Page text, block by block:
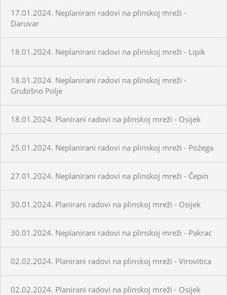
17.01.2024. Neplanirani radovi na plinskoj mreži -
Daruvar
18.01.2024. Neplanirani radovi na plinskoj mreži - Lipik
18.01.2024. Neplanirani radovi na plinskoj mreži -
Grubišno Polje
18.01.2024. Planirani radovi na plinskoj mreži - Osijek
25.01.2024. Neplanirani radovi na plinskoj mreži - Požega
27.01.2024. Neplanirani radovi na plinskoj mreži - Čepin
30.01.2024. Planirani radovi na plinskoj mreži - Osijek
30.01.2024. Neplanirani radovi na plinskoj mreži - Pakrac
02.02.2024. Planirani radovi na plinskoj mreži - Virovitica
02.02.2024. Planirani radovi na plinskoj mreži - Osijek